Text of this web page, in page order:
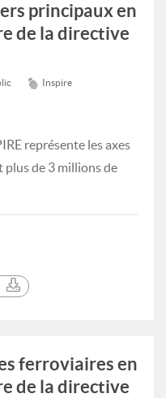
principaux en
de la directive
Inspire
représente les axes
de 3 millions de
ferroviaires en
de la directive